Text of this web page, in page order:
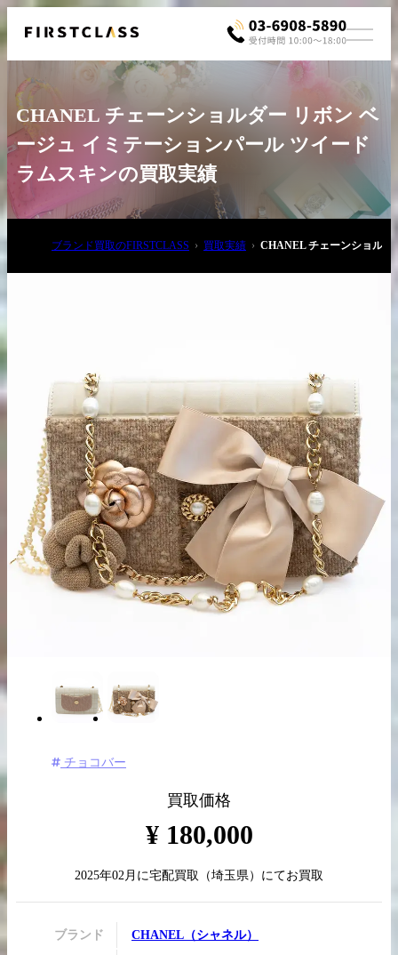
03-6908-5890
出張買取の
お申込み
宅配買取の
お申込み
LINE査定
買取実績はこちらから
CHANEL チェーンショルダー リボン ベ
ージュ イミテーションパール ツイード
ラムスキンの買取実績
ブランド買取のFIRSTCLASS 買取実績 CHANEL チェーンショルダ
チョコバー
買取価格
¥ 180,000
2025年02月 に宅配買取 （埼玉県）にてお買取
ブランド CHANEL （シャネル）